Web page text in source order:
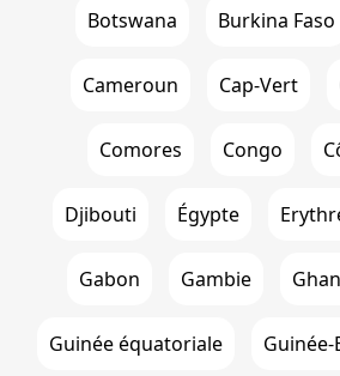
Botswana Burkina Faso
Cameroun Cap-Vert
Comores Congo
Djibouti Égypte
Gabon Gambie
Guinée équatoriale Guinée-